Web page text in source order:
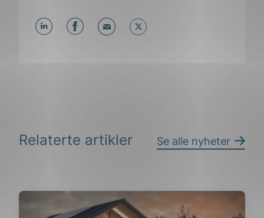
Relaterte artikler Se alle nyheter